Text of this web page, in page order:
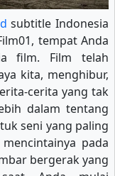
subtitle Indonesia
tempat Anda
film. Film telah
kita, menghibur,
cerita yang tak
dalam tentang
seni yang paling
pada
bergerak yang